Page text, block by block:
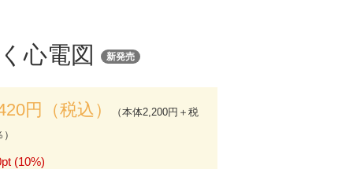
心電図 新発売
円（税込）
（本体2,200円＋税
(10%)